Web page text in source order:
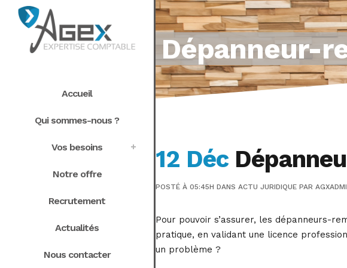
Accueil
Qui sommes-nous ?
Vos besoins
Notre offre
Recrutement
Actualités
Nous contacter
Dépanneur-
12 Déc
POSTÉ À 05:45H DANS ACTU JURIDIQUE PAR
Pour pouvoir s’assurer, les dépanneurs-
pratique, en validant une licence
un problème ?